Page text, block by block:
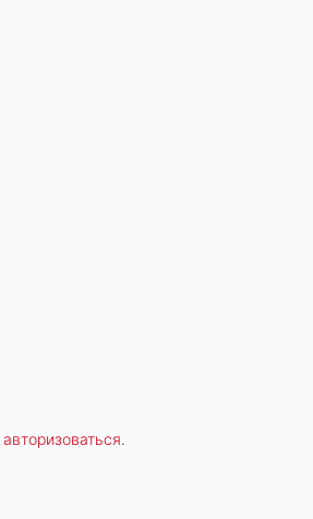
авторизоваться.